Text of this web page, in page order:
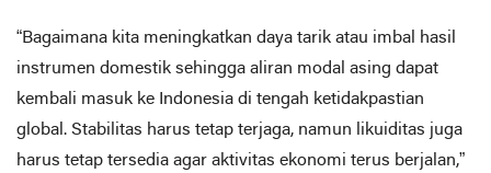
“Bagaimana kita meningkatkan daya tarik atau imbal hasil
instrumen domestik sehingga aliran modal asing dapat
kembali masuk ke Indonesia di tengah ketidakpastian
global. Stabilitas harus tetap terjaga, namun likuiditas juga
harus tetap tersedia agar aktivitas ekonomi terus berjalan,”